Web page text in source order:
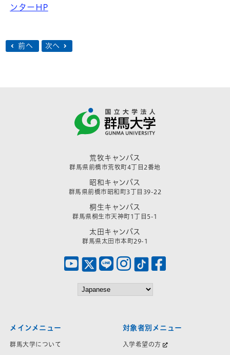
ンターHP
前へ 次へ
荒牧キャンパス
群馬県前橋市荒牧町4丁目2番地
昭和キャンパス
群馬県前橋市昭和町3丁目39-22
桐生キャンパス
群馬県桐生市天神町1丁目5-1
太田キャンパス
群馬県太田市本町29-1
メインメニュー
群馬大学について
対象者別メニュー
入学希望の方